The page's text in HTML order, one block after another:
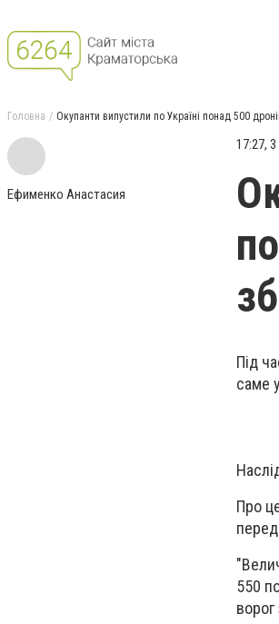
Головна Окупанти випустили по Україні понад 500
Ефименко Анастасия
17:27,
Під
саме
Про
550